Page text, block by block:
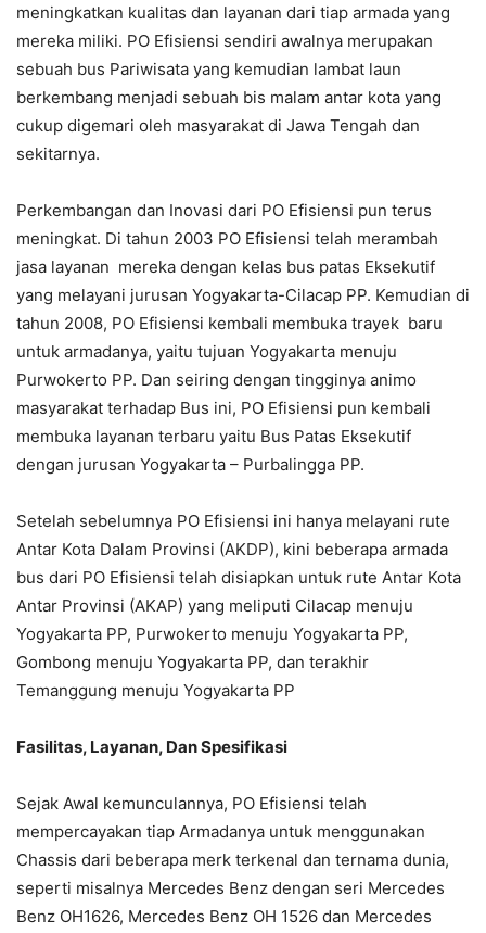
meningkatkan kualitas dan layanan dari tiap armada yang
mereka miliki. PO Efisiensi sendiri awalnya merupakan
sebuah bus Pariwisata yang kemudian lambat laun
berkembang menjadi sebuah bis malam antar kota yang
cukup digemari oleh masyarakat di Jawa Tengah dan
sekitarnya.
Perkembangan dan Inovasi dari PO Efisiensi pun terus
meningkat. Di tahun 2003 PO Efisiensi telah merambah
jasa layanan mereka dengan kelas bus patas Eksekutif
yang melayani jurusan Yogyakarta-Cilacap PP. Kemudian di
tahun 2008, PO Efisiensi kembali membuka trayek baru
untuk armadanya, yaitu tujuan Yogyakarta menuju
Purwokerto PP. Dan seiring dengan tingginya animo
masyarakat terhadap Bus ini, PO Efisiensi pun kembali
membuka layanan terbaru yaitu Bus Patas Eksekutif
dengan jurusan Yogyakarta – Purbalingga PP.
Setelah sebelumnya PO Efisiensi ini hanya melayani rute
Antar Kota Dalam Provinsi (AKDP), kini beberapa armada
bus dari PO Efisiensi telah disiapkan untuk rute Antar Kota
Antar Provinsi (AKAP) yang meliputi Cilacap menuju
Yogyakarta PP, Purwokerto menuju Yogyakarta PP,
Gombong menuju Yogyakarta PP, dan terakhir
Temanggung menuju Yogyakarta PP
Fasilitas, Layanan, Dan Spesifikasi
Sejak Awal kemunculannya, PO Efisiensi telah
mempercayakan tiap Armadanya untuk menggunakan
Chassis dari beberapa merk terkenal dan ternama dunia,
seperti misalnya Mercedes Benz dengan seri Mercedes
Benz OH1626, Mercedes Benz OH 1526 dan Mercedes